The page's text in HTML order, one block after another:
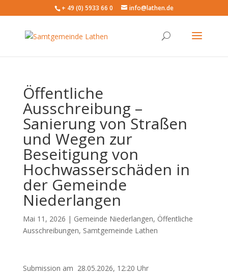
+ 49 (0) 5933 66 0 info@lathen.de
Öffentliche
Ausschreibung –
Sanierung von Straßen
und Wegen zur
Beseitigung von
Hochwasserschäden in
der Gemeinde
Niederlangen
Mai 11, 2026 | Gemeinde Niederlangen, Öffentliche
Ausschreibungen, Samtgemeinde Lathen
Submission am 28.05.2026, 12:20 Uhr